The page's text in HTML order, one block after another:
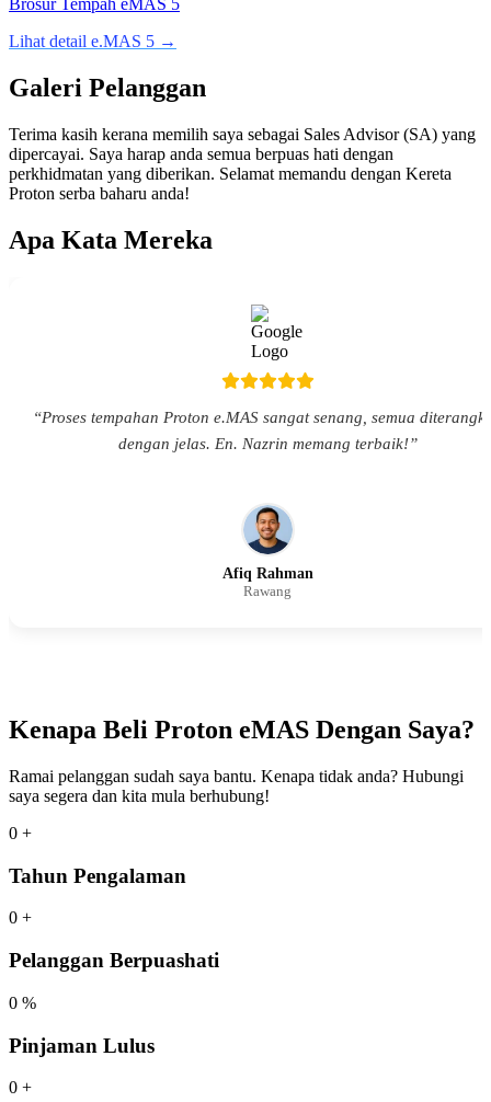
BrosurTempah eMAS 5
Lihat detail e.MAS 5 →
Galeri Pelanggan
Terima kasih kerana memilih saya sebagai Sales Advisor (SA) yang
dipercayai. Saya harap anda semua berpuas hati dengan
perkhidmatan yang diberikan. Selamat memandu dengan Kereta
Proton serba baharu anda!
Apa Kata Mereka
“Proses tempahan Proton e.MAS sangat senang, semua
dengan jelas. En. Nazrin memang terbaik!”
Afiq Rahman
Rawang
Kenapa Beli Proton eMAS Dengan Saya?
Ramai pelanggan sudah saya bantu. Kenapa tidak anda? Hubungi
saya segera dan kita mula berhubung!
0 +
Tahun Pengalaman
0 +
Pelanggan Berpuashati
0 %
Pinjaman Lulus
0 +